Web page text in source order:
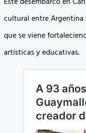
cultural entre
que se viene
artísticas y educativas.